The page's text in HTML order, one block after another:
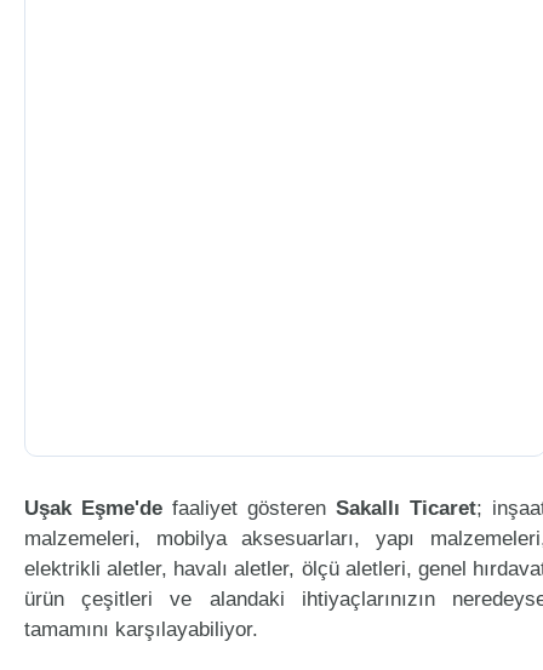
Uşak Eşme'de faaliyet gösteren Sakallı Ticaret;
malzemeleri, mobilya aksesuarları, yapı
elektrikli aletler, havalı aletler, ölçü aletleri, genel
ürün çeşitleri ve alandaki ihtiyaçlarınızın
tamamını karşılayabiliyor.